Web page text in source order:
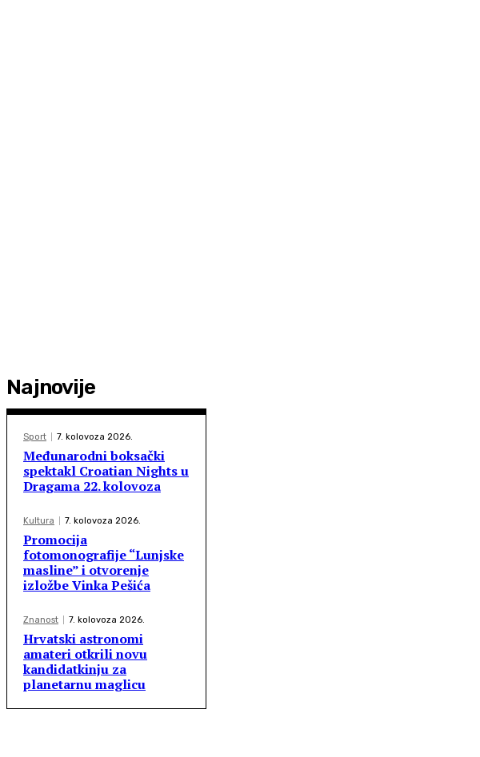
Najnovije
Sport 7. kolovoza 2026.
Međunarodni boksački
spektakl Croatian Nights u
Dragama 22. kolovoza
Kultura 7. kolovoza 2026.
Promocija
fotomonografije “Lunjske
masline” i otvorenje
izložbe Vinka Pešića
Znanost 7. kolovoza 2026.
Hrvatski astronomi
amateri otkrili novu
kandidatkinju za
planetarnu maglicu